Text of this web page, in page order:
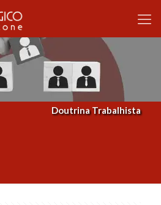
Doutrina Trabalhista